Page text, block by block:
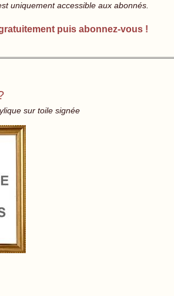
uniquement accessible aux abonnés.
puis abonnez-vous !
sur toile signée